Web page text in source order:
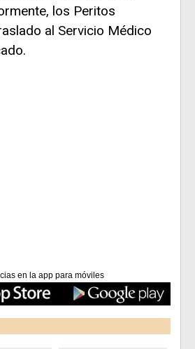
los Peritos
al Servicio Médico
en la app para móviles